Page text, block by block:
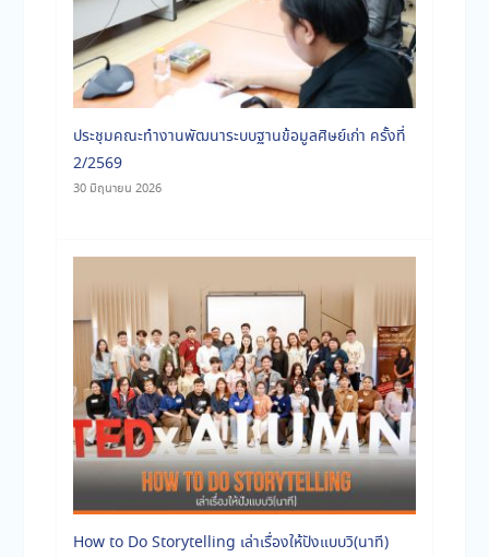
ประชุมคณะทำงานพัฒนาระบบฐานข้อมูลศิษย์เก่า ครั้งที่
2/2569
30 มิถุนายน 2026
How to Do Storytelling เล่าเรื่องให้ปังแบบวิ(นาที)